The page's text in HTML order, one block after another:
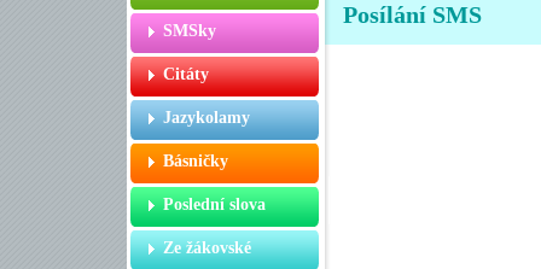
SMSky
Citáty
Jazykolamy
Básničky
Poslední slova
Ze žákovské
Posílání SMS